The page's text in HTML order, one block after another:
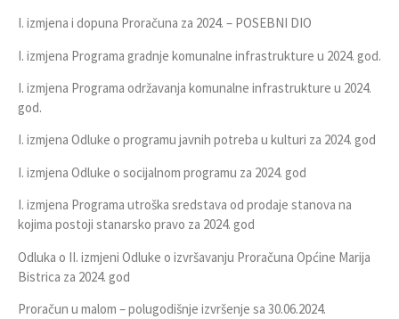
I. izmjena i dopuna Proračuna za 2024. – POSEBNI DIO
I. izmjena Programa gradnje komunalne infrastrukture u 2024. god.
I. izmjena Programa održavanja komunalne infrastrukture u 2024.
god.
I. izmjena Odluke o programu javnih potreba u kulturi za 2024. god
I. izmjena Odluke o socijalnom programu za 2024. god
I. izmjena Programa utroška sredstava od prodaje stanova na
kojima postoji stanarsko pravo za 2024. god
Odluka o II. izmjeni Odluke o izvršavanju Proračuna Općine Marija
Bistrica za 2024. god
Proračun u malom – polugodišnje izvršenje sa 30.06.2024.